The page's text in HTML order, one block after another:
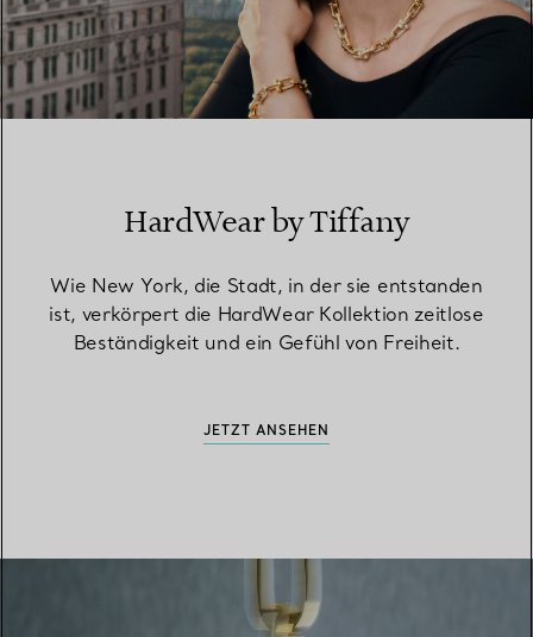
HardWear by Tiffany
Wie New York, die Stadt, in der sie entstanden
ist, verkörpert die HardWear Kollektion zeitlose
Beständigkeit und ein Gefühl von Freiheit.
JETZT ANSEHEN